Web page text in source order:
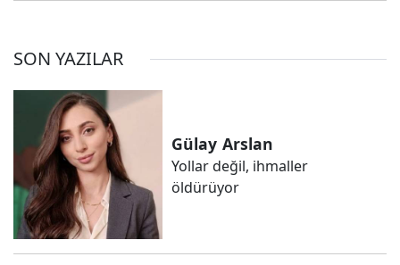
SON YAZILAR
Gülay Arslan
Yollar değil, ihmaller
öldürüyor